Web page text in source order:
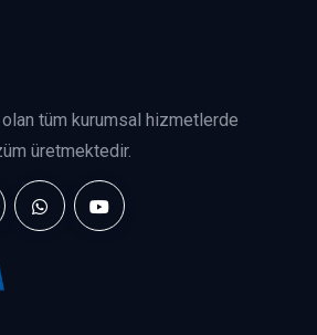
olan tüm kurumsal hizmetlerde
üretmektedir.